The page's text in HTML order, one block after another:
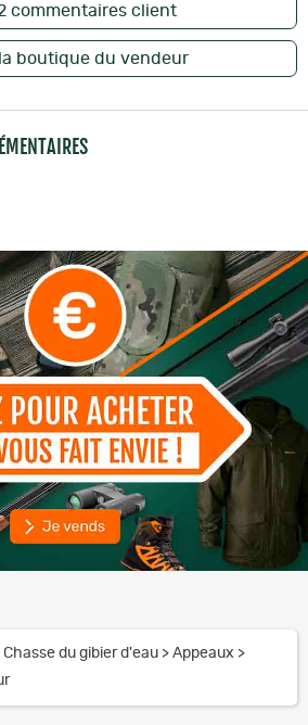
commentaires client
boutique du vendeur
Chasse du gibier d'eau > Appeaux >